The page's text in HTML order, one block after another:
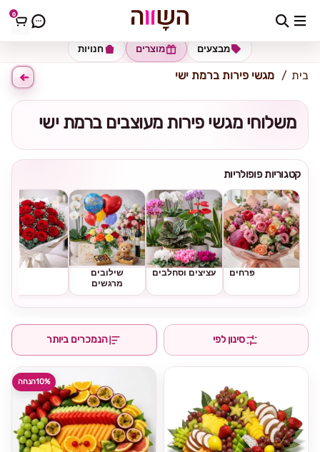
0 כתובת למשלוח הזינו כתובת
חנויות מוצרים מבצעים
בית מגשי פירות ברמת ישי
משלוחי מגשי פירות מעוצבים ברמת ישי
קטגוריות פופולריות
פרחים עציצים וסחלבים
שילובים
מרגשים
סינון לפי הנמכרים ביותר
10%הנחה